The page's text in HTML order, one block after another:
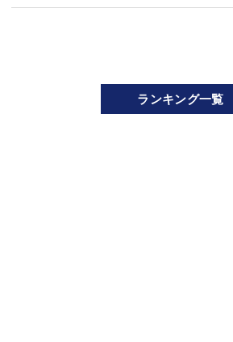
ランキング一覧